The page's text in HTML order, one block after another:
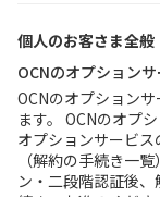
個人のお客さま全般
OCNのオプションサ
OCNのオプション
ます。 OCNのオプ
オプションサービ
（解約の手続き一
ン・二段階認証後